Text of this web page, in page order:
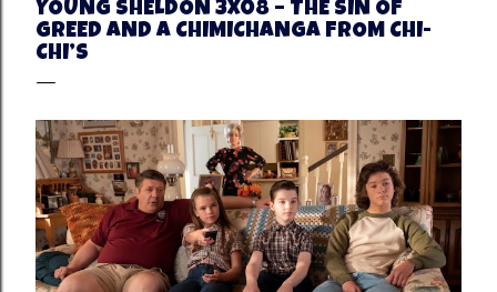
YOUNG SHELDON 3X08 – THE SIN OF
GREED AND A CHIMICHANGA FROM CHI-
CHI’S